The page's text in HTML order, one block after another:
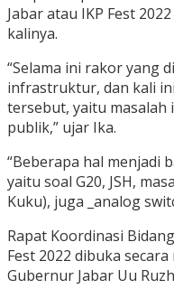
Jabar atau IKP Fest
kalinya.
“Selama ini rakor yang
infrastruktur, dan kali
tersebut, yaitu masalah
publik,” ujar Ika.
“Beberapa hal menjadi
yaitu soal G20, JSH,
Kuku), juga _analog
Rapat Koordinasi
Fest 2022 dibuka
Gubernur Jabar Uu